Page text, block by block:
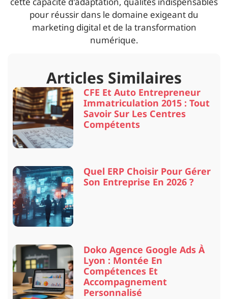
pour réussir dans le domaine exigeant du
marketing digital et de la transformation
numérique.
Articles Similaires
CFE Et Auto Entrepreneur
Immatriculation 2015 : Tout
Savoir Sur Les Centres
Compétents
Quel ERP Choisir Pour Gérer
Son Entreprise En 2026 ?
Doko Agence Google Ads À
Lyon : Montée En
Compétences Et
Accompagnement
Personnalisé